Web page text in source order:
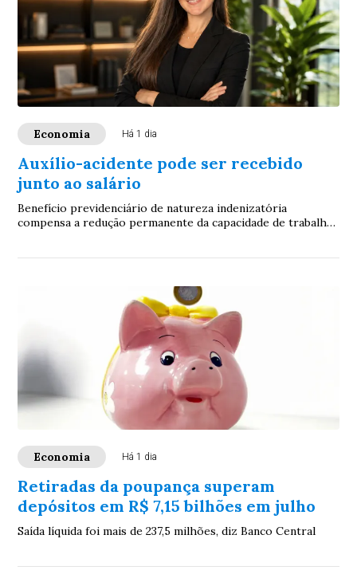
Economia Há 1 dia
Auxílio-acidente pode ser recebido
junto ao salário
Benefício previdenciário de natureza indenizatória
compensa a redução permanente da capacidade de trabalho
Economia Há 1 dia
Retiradas da poupança superam
depósitos em R$ 7,15 bilhões em julho
Saída líquida foi mais de 237,5 milhões, diz Banco Central